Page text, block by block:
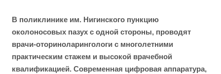
В поликлинике им. Нигинского пункцию
околоносовых пазух с одной стороны, проводят
врачи-оториноларингологи с многолетними
практическим стажем и высокой врачебной
квалификацией. Современная цифровая аппаратура,